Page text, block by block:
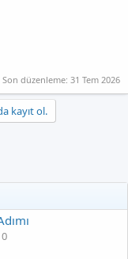
Son düzenleme: 31 Tem 2026
kayıt ol.